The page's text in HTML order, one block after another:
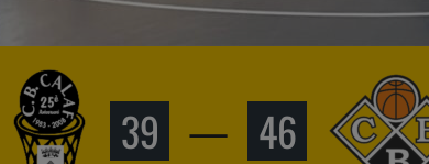
39 — 46